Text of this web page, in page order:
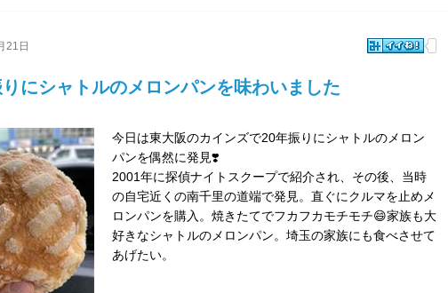
21日
にシャトルのメロンパンを味わいました
今日は東大阪のカインズで20年振りにシャトルのメロン
パンを偶然に発見❣️
2001年に探偵ナイトスクープで紹介され、その後、当時
の自宅近くの南千里の道端で発見。直ぐにクルマを止めメ
ロンパンを購入。焼きたてでフカフカモチモチ😄家族も大
好きなシャトルのメロンパン。埼玉の家族にも食べさせて
あげたい。